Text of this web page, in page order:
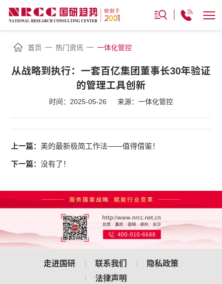
首页 — 热门资讯 — 一体化管控
从战略到执行：一套百亿集团董事长30年验证
的管理工具创新
时间：2025-05-26 来源：一体化管控
上一篇：美的最新极简工作法——值得借鉴！
下一篇：没有了！
走进国研 联系我们
隐私政策
法律声明